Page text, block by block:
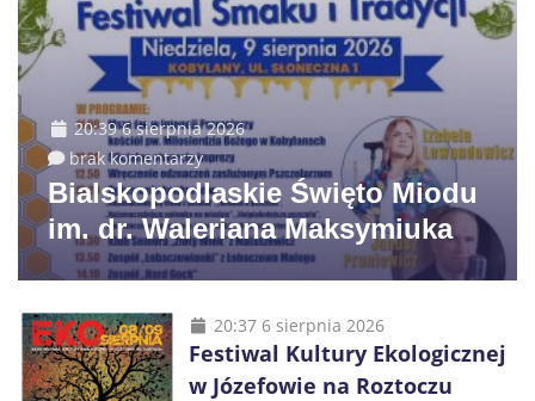
20:39 6 sierpnia 2026
brak komentarzy
Bialskopodlaskie Święto Miodu
im. dr. Waleriana Maksymiuka
20:37 6 sierpnia 2026
Festiwal Kultury Ekologicznej
w Józefowie na Roztoczu